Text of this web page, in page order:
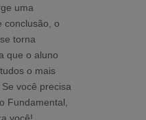
uma
conclusão, o
torna
que o aluno
o mais
você precisa
Fundamental,